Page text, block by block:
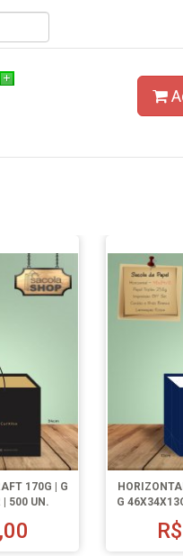
170G | G
| 500 UN.
G
R$